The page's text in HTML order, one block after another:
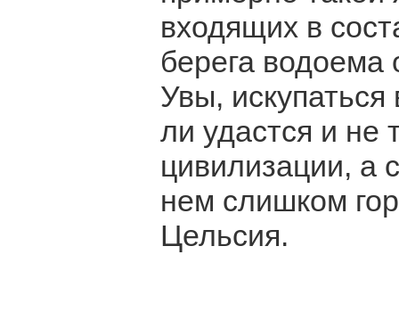
входящих в
берега
Увы,
ли удастся и не
цивилизации, а
нем слишком
Цельсия.